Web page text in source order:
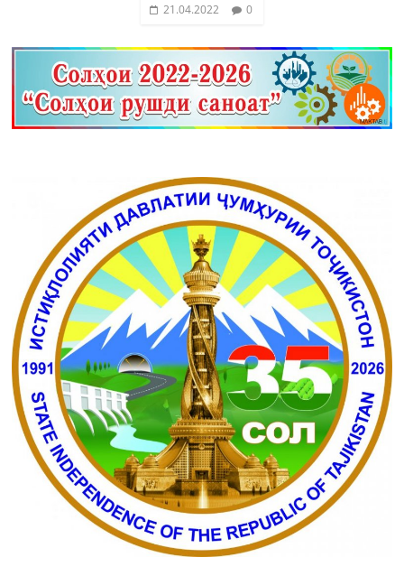
21.04.2022 0